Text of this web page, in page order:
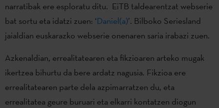
narratibak ere esploratu ditu. EiTB taldearentzat webserie
bat sortu eta idatzi zuen: ‘Daniel(a)’. Bilboko Seriesland
jaialdian euskarazko webserie onenaren saria irabazi zuen.
Azkenaldian, errealitatearen eta fikzioaren arteko mugak
ikertzea bihurtu da bere ardatz nagusia. Fikzioa ere
errealitatearen parte dela azpimarratzen du, eta
errealitatea geure buruari eta elkarri kontatzen diogun